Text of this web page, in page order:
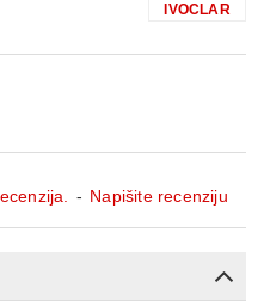
- Napišite recenziju
IVOCLAR